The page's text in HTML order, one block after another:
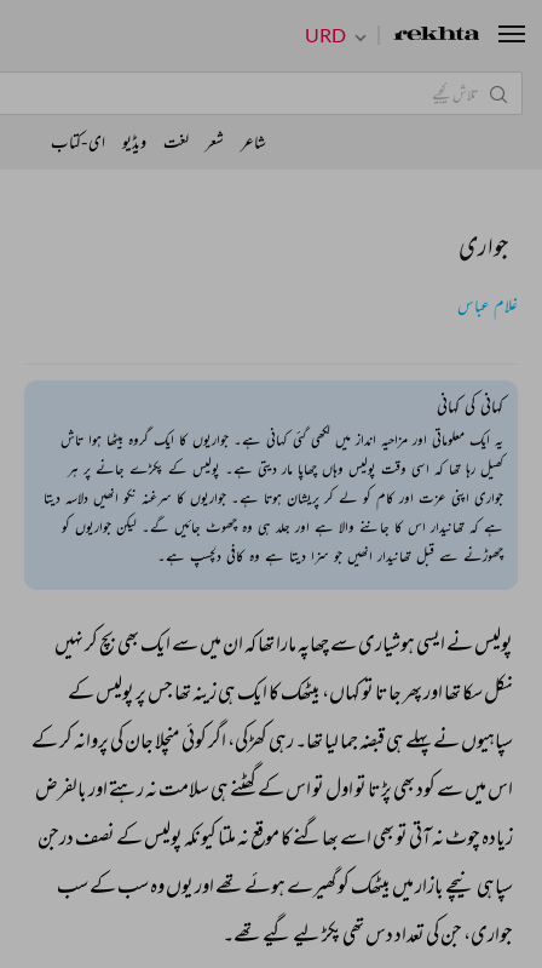
جواری
غلام عباس
کہانی کی کہانی
یہ ایک معلوماتی اور مزاحیہ انداز میں لکھی گئی کہانی ہے۔ جواریوں کا ایک گروہ بیٹھا ہوا تاش
کھیل رہا تھا کہ اسی وقت پولیس وہاں چھاپا مار دیتی ہے۔ پولیس کے پکڑے جانے پر ہر
جواری اپنی عزت اور کام کو لے کر پریشان ہوتا ہے۔ جواریوں کا سرغنہ نکو انھیں دلاسہ دیتا
ہے کہ تھانیدار اس کا جاننے والا ہے اور جلد ہی وہ چھوٹ جائیں گے۔ لیکن جواریوں کو
چھوڑنے سے قبل تھانیدار انھیں جو سزا دیتا ہے وہ کافی دلچسپ ہے۔
پولیس نے ایسی ہوشیاری سے چھاپہ مارا تھا کہ ان میں سے ایک بھی بچ کر نہیں
نکل سکا تھا اور پھر جاتا تو کہاں، بیٹھک کا ایک ہی زینہ تھا جس پر پولیس کے
سپاہیوں نے پہلے ہی قبضہ جما لیا تھا۔ رہی کھڑکی، اگر کوئی منچلا جان کی پروانہ کر کے
اس میں سے کود بھی پڑتا تو اول تو اس کے گھٹنے ہی سلامت نہ رہتے اور بالفرض
زیادہ چوٹ نہ آتی تو بھی اسے بھاگنے کا موقع نہ ملتا کیونکہ پولیس کے نصف درجن
سپاہی نیچے بازار میں بیٹھک کو گھیرے ہوئے تھے اور یوں وہ سب کے سب
جواری، جن کی تعداد دس تھی پکڑ لیے گیے تھے۔
URD
شاعر شعر لغت ویڈیو ای-کتاب